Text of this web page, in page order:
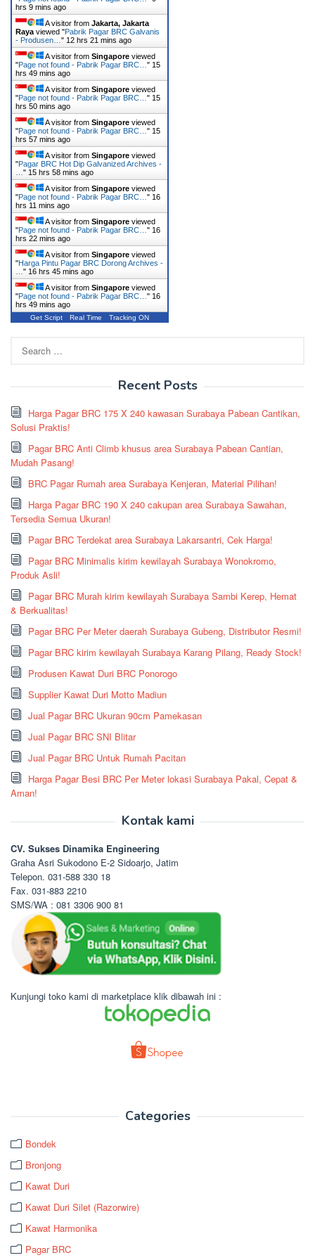
hrs 9 mins ago
A visitor from Jakarta, Jakarta
Raya viewed "Pabrik Pagar BRC Galvanis
- Produsen… " 12 hrs 21 mins ago
A visitor from Singapore viewed
"Page not found - Pabrik Pagar BRC… " 15
hrs 49 mins ago
A visitor from Singapore viewed
"Page not found - Pabrik Pagar BRC… " 15
hrs 50 mins ago
A visitor from Singapore viewed
"Page not found - Pabrik Pagar BRC… " 15
hrs 57 mins ago
A visitor from Singapore viewed
"Pagar BRC Hot Dip Galvanized Archives -
" 15 hrs 58 mins ago
A visitor from Singapore viewed
"Page not found - Pabrik Pagar BRC… " 16
hrs 11 mins ago
A visitor from Singapore viewed
"Page not found - Pabrik Pagar BRC… " 16
hrs 22 mins ago
A visitor from Singapore viewed
"Harga Pintu Pagar BRC Dorong Archives -
" 16 hrs 45 mins ago
A visitor from Singapore viewed
"Page not found - Pabrik Pagar BRC… " 16
hrs 49 mins ago
Get Script Real Time Tracking ON
for:
Recent Posts
Harga Pagar BRC 175 X 240 kawasan Surabaya Pabean Cantikan,
Solusi Praktis!
Pagar BRC Anti Climb khusus area Surabaya Pabean Cantian,
Mudah Pasang!
BRC Pagar Rumah area Surabaya Kenjeran, Material Pilihan!
Harga Pagar BRC 190 X 240 cakupan area Surabaya Sawahan,
Tersedia Semua Ukuran!
Pagar BRC Terdekat area Surabaya Lakarsantri, Cek Harga!
Pagar BRC Minimalis kirim kewilayah Surabaya Wonokromo,
Produk Asli!
Pagar BRC Murah kirim kewilayah Surabaya Sambi Kerep, Hemat
& Berkualitas!
Pagar BRC Per Meter daerah Surabaya Gubeng, Distributor Resmi!
Pagar BRC kirim kewilayah Surabaya Karang Pilang, Ready Stock!
Produsen Kawat Duri BRC Ponorogo
Supplier Kawat Duri Motto Madiun
Jual Pagar BRC Ukuran 90cm Pamekasan
Jual Pagar BRC SNI Blitar
Jual Pagar BRC Untuk Rumah Pacitan
Harga Pagar Besi BRC Per Meter lokasi Surabaya Pakal, Cepat &
Aman!
Kontak kami
CV. Sukses Dinamika Engineering
Graha Asri Sukodono E-2 Sidoarjo, Jatim
Telepon. 031-588 330 18
Fax. 031-883 2210
SMS/WA : 081 3306 900 81
Kunjungi toko kami di marketplace klik dibawah ini :
Categories
Bondek
Bronjong
Kawat Duri
Kawat Duri Silet (Razorwire)
Kawat Harmonika
Pagar BRC